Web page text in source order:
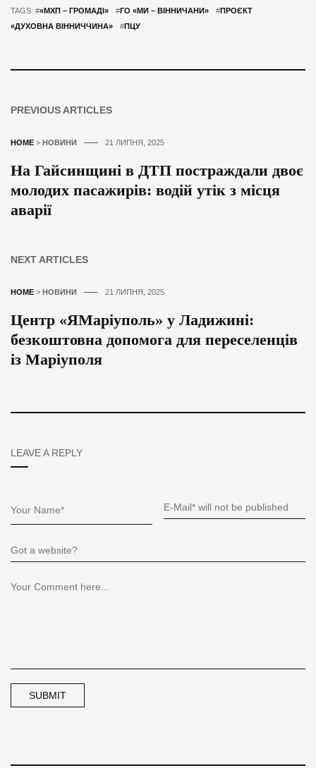
TAGS: #«МХП – ГРОМАДІ» #ГО «МИ – ВІННИЧАНИ» #ПРОЄКТ
«ДУХОВНА ВІННИЧЧИНА»
#ПЦУ
PREVIOUS ARTICLES
HOME > НОВИНИ 21 ЛИПНЯ, 2025
На Гайсинщині в ДТП постраждали двоє
молодих пасажирів: водій утік з місця
аварії
NEXT ARTICLES
HOME > НОВИНИ 21 ЛИПНЯ, 2025
Центр «ЯМаріуполь» у Ладижині:
безкоштовна допомога для переселенців
із Маріуполя
LEAVE A REPLY